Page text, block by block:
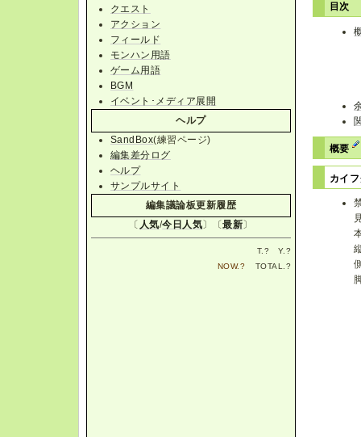
目次
概要
カイ
クエスト
アクション
フィールド
モンハン用語
ゲーム用語
BGM
イベント･メディア展開
ヘルプ
SandBox(練習ページ)
編集差分ログ
ヘルプ
サンプルサイト
編集議論板更新履歴
〔 人気/今日人気〕〔最新〕
T. ? Y. ?
NOW.? TOTAL. ?